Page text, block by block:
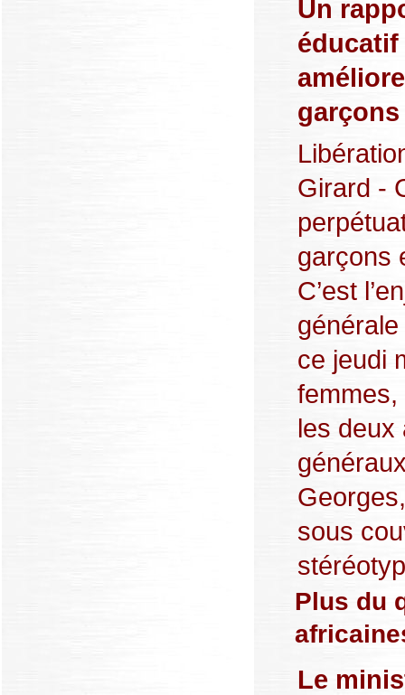
Un
éducatif
Girard -
garçons
C’est
ce jeudi
femmes,
les deux
sous
Plus du
Le